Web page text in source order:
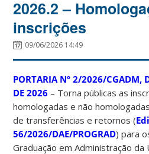
2026.2 –
inscrições
09/06/2026 14:49
PORTARIA Nº 2/2026/CGADM,
DE 2026 – Torna públicas as
homologadas e não
de transferências e retornos (
56/2026/DAE/PROGRAD) para
Graduação em Administração da